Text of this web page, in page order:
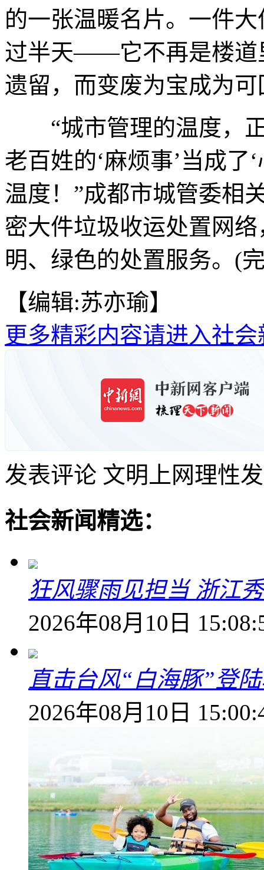
的一张温暖名片。一件
过半天——它不再是楼道
遗留，而变废为宝成为
“城市管理的温度，正
老百姓的‘麻烦事’当成了
温度！”成都市城管委相
密大件垃圾收运处置网
明、绿色的处置服务。(
【编辑:苏亦瑜】
更多精彩内容请进入社会
发表评论 文明上网理性
社会新闻精选：
狂风骤雨见担当 浙江
2026年08月10日
直击台风“白海豚”登
2026年08月10日